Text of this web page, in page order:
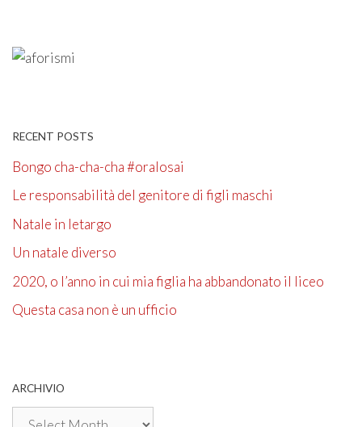
RECENT POSTS
Bongo cha-cha-cha #oralosai
Le responsabilità del genitore di figli maschi
Natale in letargo
Un natale diverso
2020, o l’anno in cui mia figlia ha abbandonato il liceo
Questa casa non è un ufficio
ARCHIVIO
Archivio